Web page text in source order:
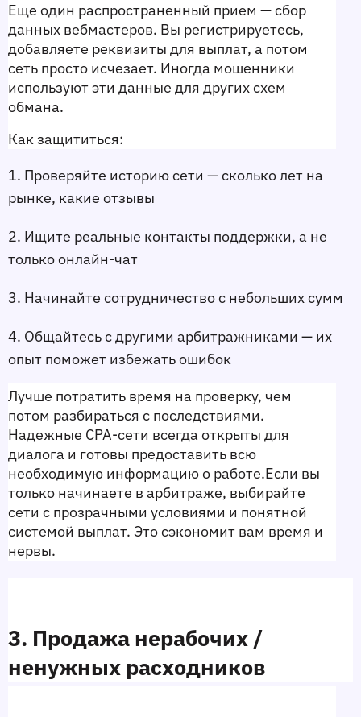
Еще один распространенный прием — сбор
данных вебмастеров. Вы регистрируетесь,
добавляете реквизиты для выплат, а потом
сеть просто исчезает. Иногда мошенники
используют эти данные для других схем
обмана.
Как защититься:
1. Проверяйте историю сети — сколько лет на
рынке, какие отзывы
2. Ищите реальные контакты поддержки, а не
только онлайн-чат
3. Начинайте сотрудничество с небольших сумм
4. Общайтесь с другими арбитражниками — их
опыт поможет избежать ошибок
Лучше потратить время на проверку, чем
потом разбираться с последствиями.
Надежные CPA-сети всегда открыты для
диалога и готовы предоставить всю
необходимую информацию о работе.Если вы
только начинаете в арбитраже, выбирайте
сети с прозрачными условиями и понятной
системой выплат. Это сэкономит вам время и
нервы.
3. Продажа нерабочих /
ненужных расходников